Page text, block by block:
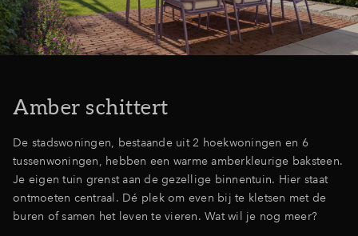
Inloggen
Amber schittert
De stadswoningen, bestaande uit 2 hoekwoningen en 6
tussenwoningen, hebben een warme amberkleurige baksteen.
Je eigen tuin grenst aan de gezellige binnentuin. Hier staat
ontmoeten centraal. Dé plek om even bij te kletsen met de
buren of samen het leven te vieren. Wat wil je nog meer?